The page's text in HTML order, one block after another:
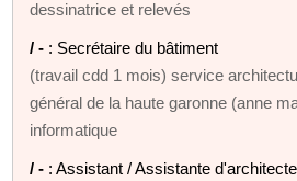
dessinatrice et relevés
/ - : Secrétaire du bâtiment
(travail cdd 1 mois) service
général de la haute garonne (anne
informatique
/ - : Assistant / Assistante d'architecte